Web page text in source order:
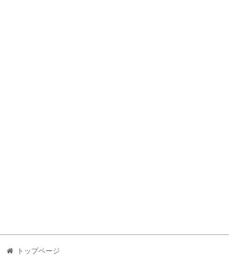
トップページ